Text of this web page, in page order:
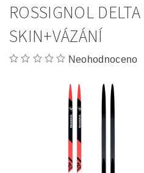
ROSSIGNOL
SKIN+VÁZÁNÍ
Neohodnoceno